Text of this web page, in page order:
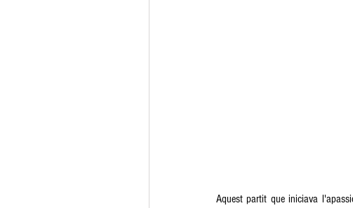
Aquest partit que iniciava